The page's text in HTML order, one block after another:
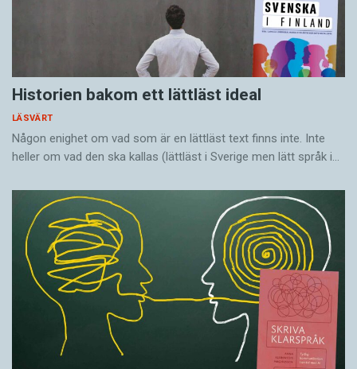
Historien bakom ett lättläst ideal
LÄSVÄRT
Någon enighet om vad som är en lättläst text finns inte. Inte
heller om vad den ska kallas (lättläst i Sverige men lätt språk i…